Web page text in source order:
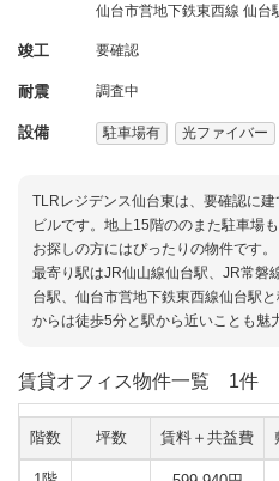
仙台市営地下鉄東西線 仙台
竣工 要確認
耐震 調査中
設備 駐車場有 光ファイバー
TLRレジデンス仙台東は、要確認に
ビルです。地上15階ののまた駐車場
お探しの方にはぴったりの物件です。
最寄り駅はJR仙山線仙台駅、JR常磐
台駅、仙台市営地下鉄東西線仙台駅
からは徒歩5分と駅から近いことも魅
賃貸オフィス物件一覧 1件
階数 坪数 賃料＋共益費